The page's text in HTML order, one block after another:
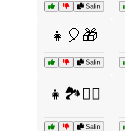
Salin
👧🎈🎁
Salin
👧🏞️🚴‍♀️
Salin